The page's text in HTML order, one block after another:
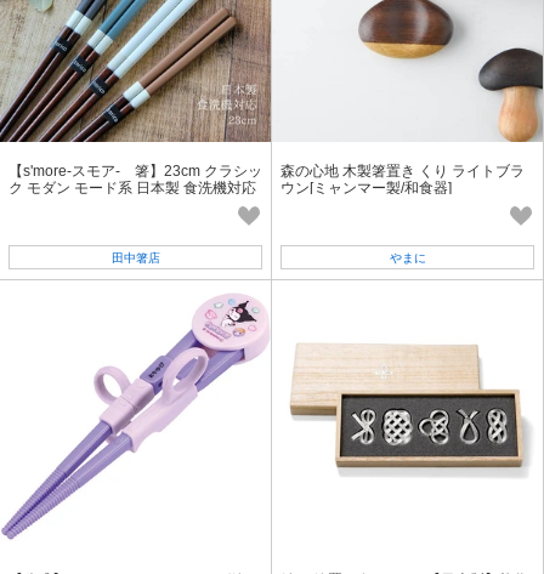
【s'more-スモア- 箸】23cm クラシッ
ク モダン モード系 日本製 食洗機対応
田中箸店
森の心地 木製箸置き くり ライトブラ
ウン[ミャンマー製/和食器]
やまに